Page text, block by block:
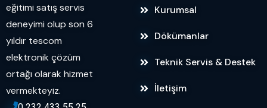
eğitimi satış servis
deneyimi olup son 6
yıldır tescom
elektronik çözüm
ortağı olarak hizmet
vermekteyiz.
Kurumsal
Dökümanlar
Teknik Servis & Destek
İletişim